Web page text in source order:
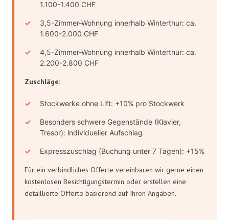
1.100-1.400 CHF
3,5-Zimmer-Wohnung innerhalb Winterthur: ca.
1.600-2.000 CHF
4,5-Zimmer-Wohnung innerhalb Winterthur: ca.
2.200-2.800 CHF
Zuschläge:
Stockwerke ohne Lift: +10% pro Stockwerk
Besonders schwere Gegenstände (Klavier,
Tresor): individueller Aufschlag
Expresszuschlag (Buchung unter 7 Tagen): +15%
Für ein verbindliches Offerte vereinbaren wir gerne einen
kostenlosen Besichtigungstermin oder erstellen eine
detaillierte Offerte basierend auf Ihren Angaben.